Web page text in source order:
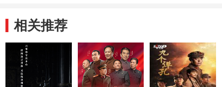
相关推荐